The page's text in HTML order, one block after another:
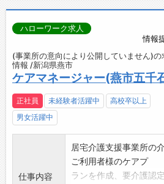
情報
ハローワーク求人
(事業所の意向により公開していません)の
情報 /新潟県燕市
ケアマネージャー(燕市五千
正社員 未経験者活躍中
高校卒以上
男女活躍中
仕事内容
居宅介護支援事業所の
ご利用者様のケアプ
ランを作成、要介護認定